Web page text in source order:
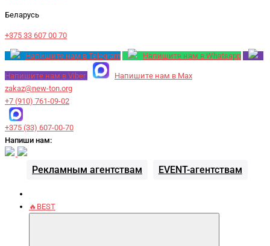
Беларусь
+375 33 607 00 70
Напишите нам в Telegram Напишите нам в Whatsapp
Напишите нам в Viber
Напишите нам в Max
zakaz@new-ton.org
+7 (910) 761-09-02
+375 (33) 607-00-70
Напиши нам:
Рекламным агентствам EVENT-агентствам
🔥BEST